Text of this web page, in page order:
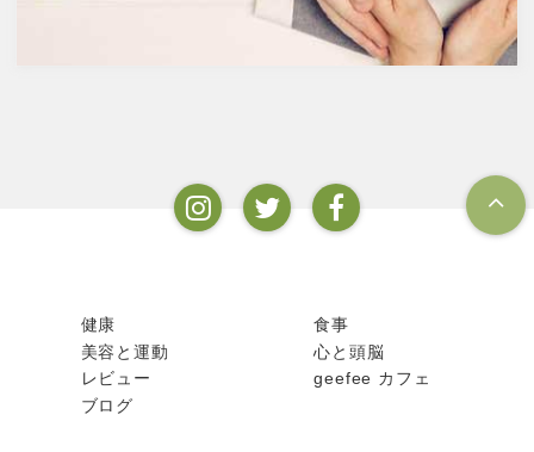
するのが亜鉛。
健康
食事
美容と運動
心と頭脳
レビュー
geefee カフェ
ブログ